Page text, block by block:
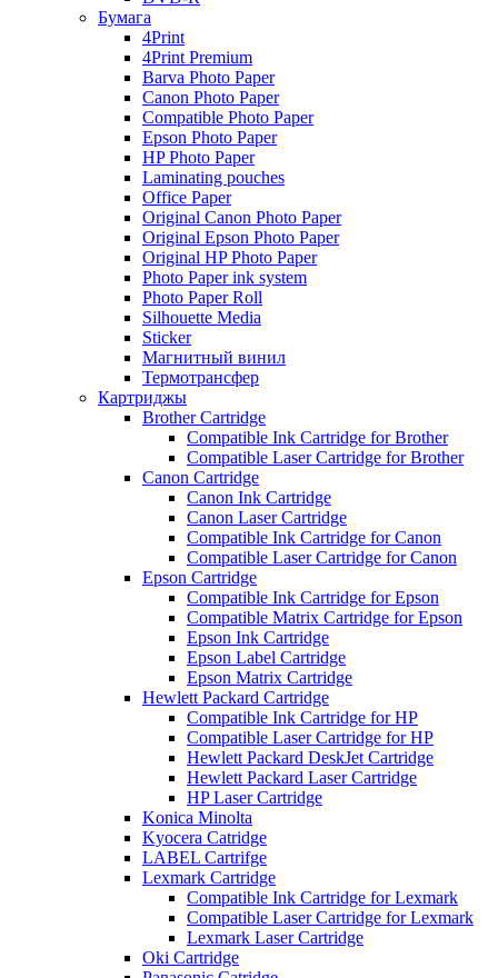
Бумага
4Print
4Print Premium
Barva Photo Paper
Canon Photo Paper
Compatible Photo Paper
Epson Photo Paper
HP Photo Paper
Laminating pouches
Office Paper
Original Canon Photo Paper
Original Epson Photo Paper
Original HP Photo Paper
Photo Paper ink system
Photo Paper Roll
Silhouette Media
Sticker
Магнитный винил
Термотрансфер
Картриджы
Brother Cartridge
Compatible Ink Cartridge for Brother
Compatible Laser Cartridge for Brother
Canon Cartridge
Canon Ink Cartridge
Canon Laser Cartridge
Compatible Ink Cartridge for Canon
Compatible Laser Cartridge for Canon
Epson Cartridge
Compatible Ink Cartridge for Epson
Compatible Matrix Cartridge for Epson
Epson Ink Cartridge
Epson Label Cartridge
Epson Matrix Cartridge
Hewlett Packard Cartridge
Compatible Ink Cartridge for HP
Compatible Laser Cartridge for HP
Hewlett Packard DeskJet Cartridge
Hewlett Packard Laser Cartridge
HP Laser Cartridge
Konica Minolta
Kyocera Catridge
LABEL Cartrifge
Lexmark Cartridge
Compatible Ink Cartridge for Lexmark
Compatible Laser Cartridge for Lexmark
Lexmark Laser Cartridge
Oki Cartridge